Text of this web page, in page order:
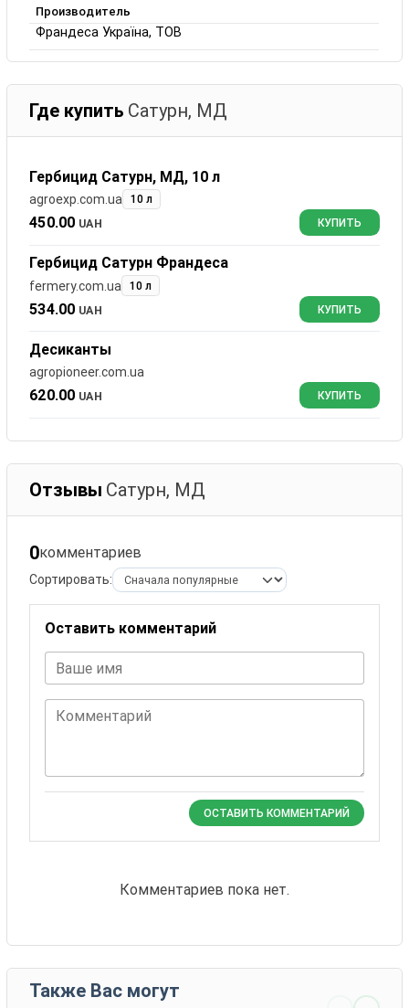
Производитель
Франдеса Україна, ТОВ
Где купить Сатурн, МД
Гербицид Сатурн, МД, 10 л
agroexp.com.ua 10 л
450.00 UAH КУПИТЬ
Гербицид Сатурн Франдеса
fermery.com.ua 10 л
534.00 UAH КУПИТЬ
Десиканты
agropioneer.com.ua
620.00 UAH КУПИТЬ
Отзывы Сатурн, МД
0комментариев
Сортировать:
Оставить комментарий
Ваше имя
Комментарий
ОСТАВИТЬ КОММЕНТАРИЙ
Комментариев пока нет.
Также Вас могут